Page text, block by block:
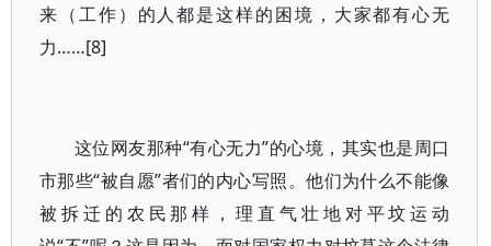
来（工作）的人都是这样的困境，大家都有心无
力……[8]
这位网友那种“有心无力”的心境，其实也是周口
市那些“被自愿”者们的内心写照。他们为什么不能像
被拆迁的农民那样，理直气壮地对平坟运动